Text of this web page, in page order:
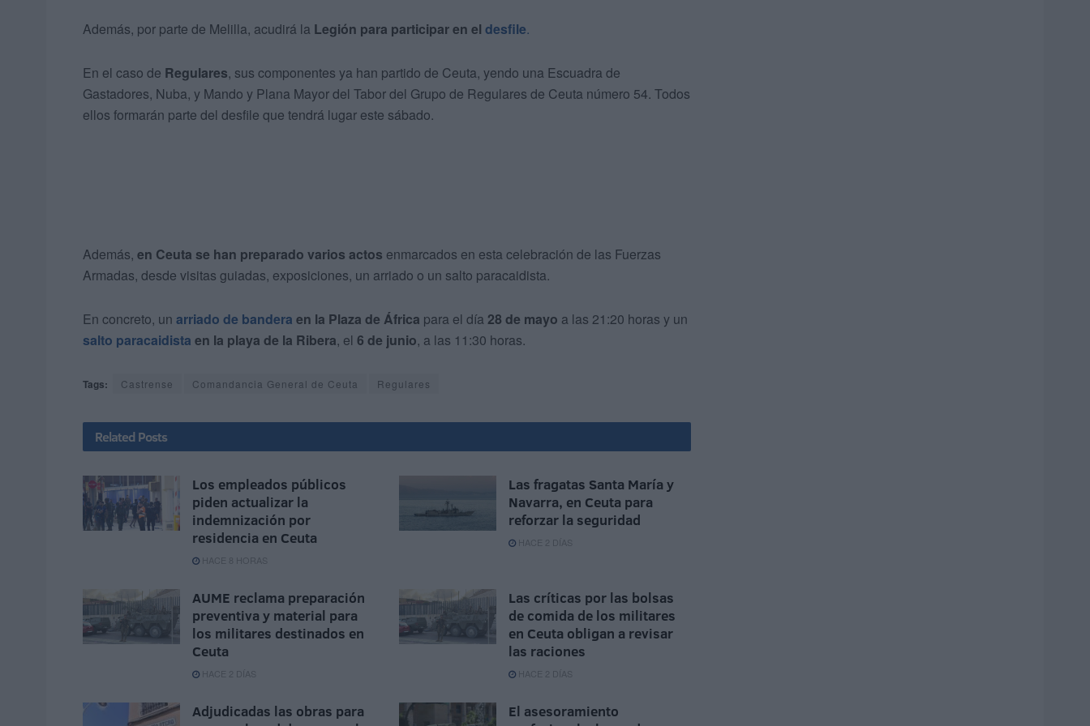
Además, por parte de Melilla, acudirá la Legión para participar en el desfile.
En el caso de Regulares, sus componentes ya han partido de Ceuta, yendo una Escuadra de
Gastadores, Nuba, y Mando y Plana Mayor del Tabor del Grupo de Regulares de Ceuta número 54. Todos
ellos formarán parte del desfile que tendrá lugar este sábado.
Además, en Ceuta se han preparado varios actos enmarcados en esta celebración de las Fuerzas
Armadas, desde visitas guiadas, exposiciones, un arriado o un salto paracaidista.
En concreto, un arriado de bandera en la Plaza de África para el día 28 de mayo a las 21:20 horas y un
salto paracaidista en la playa de la Ribera, el 6 de junio, a las 11:30 horas.
Tags: Castrense Comandancia General de Ceuta Regulares
Related Posts
Los empleados públicos
piden actualizar la
indemnización por
residencia en Ceuta
HACE 8 HORAS
Las fragatas Santa María y
Navarra, en Ceuta para
reforzar la seguridad
HACE 2 DÍAS
AUME reclama preparación
preventiva y material para
los militares destinados en
Ceuta
HACE 2 DÍAS
Las críticas por las bolsas
de comida de los militares
en Ceuta obligan a revisar
las raciones
HACE 2 DÍAS
Adjudicadas las obras para
El asesoramiento